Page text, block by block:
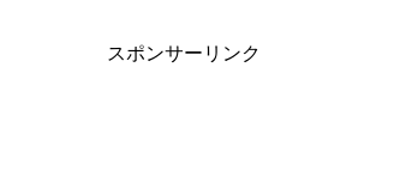
スポンサーリンク